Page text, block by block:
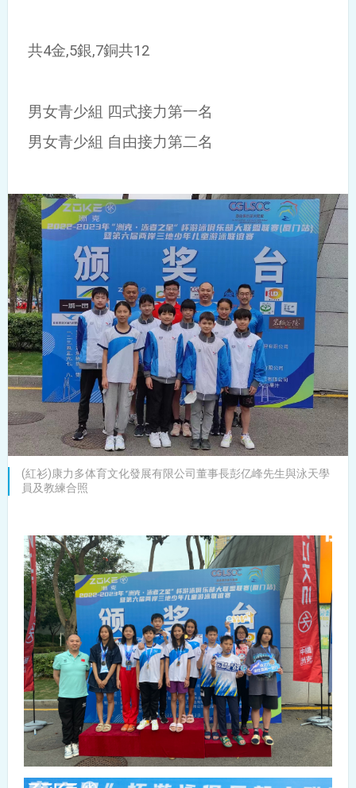
共4金,5銀,7銅共12
男女青少組 四式接力第一名
男女青少組 自由接力第二名
(紅衫)康力多体育文化發展有限公司董事長彭亿峰先生與泳天學
員及教練合照